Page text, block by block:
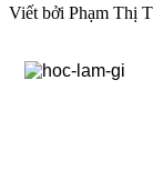
Viết bởi Phạm Thị